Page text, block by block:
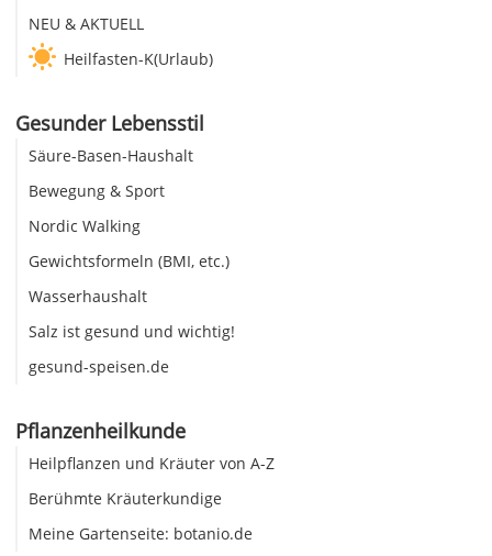
NEU & AKTUELL
Heilfasten-K(Urlaub)
Gesunder Lebensstil
Säure-Basen-Haushalt
Bewegung & Sport
Nordic Walking
Gewichtsformeln (BMI, etc.)
Wasserhaushalt
Salz ist gesund und wichtig!
gesund-speisen.de
Pflanzenheilkunde
Heilpflanzen und Kräuter von A-Z
Berühmte Kräuterkundige
Meine Gartenseite: botanio.de